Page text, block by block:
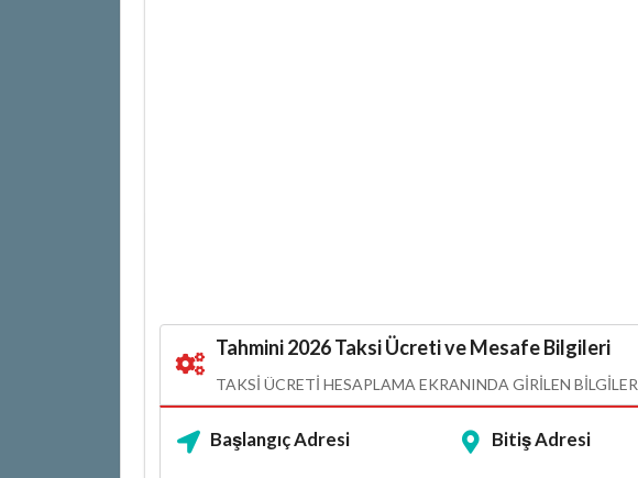
Tahmini 2026 Taksi Ücreti ve Mesafe Bilgileri
TAKSI ÜCRETI HESAPLAMA EKRANINDA GIRILEN BILGILER
Başlangıç Adresi Bitiş Adresi